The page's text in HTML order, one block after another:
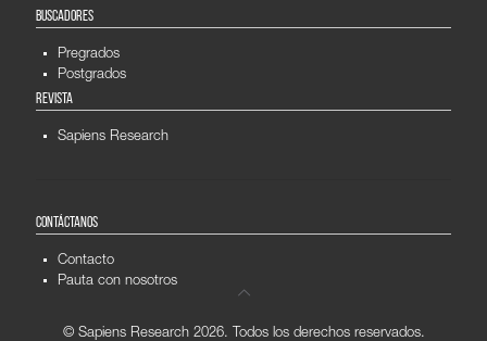
BUSCADORES
Pregrados
Postgrados
REVISTA
Sapiens Research
CONTÁCTANOS
Contacto
Pauta con nosotros
© Sapiens Research 2026. Todos los derechos reservados.